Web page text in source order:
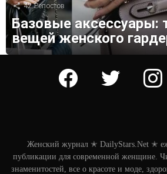
42 Репостов
Базовые аксессуары:
вещей женского
facebook twitter
Женский журнал ✭ DailyStars.Net ✭
публикации для современной женщине.
знаменитостей, все о красоте и моде,